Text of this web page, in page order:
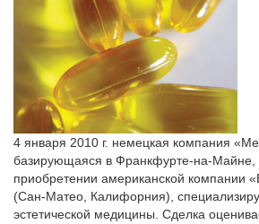
4 января 2010 г. немецкая компания
базирующая­ся в Франкфурте-на-Майне,
приобретении американской компании
(Сан-Матео, Калифорния),
эстетической медицины. Сделка